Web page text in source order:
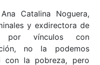
Catalina Noguera,
y exdirectora de
por vínculos con
no la podemos
con la pobreza, pero